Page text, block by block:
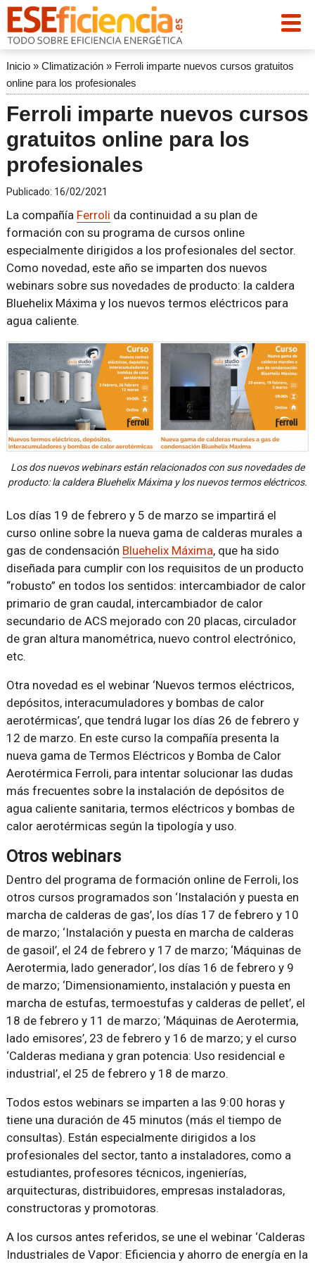
Inicio» Climatización» Ferroli imparte nuevos cursos gratuitos
online para los profesionales
Ferroli imparte nuevos cursos
gratuitos online para los
profesionales
Publicado: 16/02/2021
La compañía Ferroli da continuidad a su plan de
formación con su programa de cursos online
especialmente dirigidos a los profesionales del sector.
Como novedad, este año se imparten dos nuevos
webinars sobre sus novedades de producto: la caldera
Bluehelix Máxima y los nuevos termos eléctricos para
agua caliente.
Los dos nuevos webinars están relacionados con sus novedades de
producto: la caldera Bluehelix Máxima y los nuevos termos eléctricos.
Los días 19 de febrero y 5 de marzo se impartirá el
curso online sobre la nueva gama de calderas murales a
gas de condensación Bluehelix Máxima, que ha sido
diseñada para cumplir con los requisitos de un producto
“robusto” en todos los sentidos: intercambiador de calor
primario de gran caudal, intercambiador de calor
secundario de ACS mejorado con 20 placas, circulador
de gran altura manométrica, nuevo control electrónico,
etc.
Otra novedad es el webinar ‘Nuevos termos eléctricos,
depósitos, interacumuladores y bombas de calor
aerotérmicas’, que tendrá lugar los días 26 de febrero y
12 de marzo. En este curso la compañía presenta la
nueva gama de Termos Eléctricos y Bomba de Calor
Aerotérmica Ferroli, para intentar solucionar las dudas
más frecuentes sobre la instalación de depósitos de
agua caliente sanitaria, termos eléctricos y bombas de
calor aerotérmicas según la tipología y uso.
Otros webinars
Dentro del programa de formación online de Ferroli, los
otros cursos programados son ‘Instalación y puesta en
marcha de calderas de gas’, los días 17 de febrero y 10
de marzo; ‘Instalación y puesta en marcha de calderas
de gasoil’, el 24 de febrero y 17 de marzo; ‘Máquinas de
Aerotermia, lado generador’, los días 16 de febrero y 9
de marzo; ‘Dimensionamiento, instalación y puesta en
marcha de estufas, termoestufas y calderas de pellet’, el
18 de febrero y 11 de marzo; ‘Máquinas de Aerotermia,
lado emisores’, 23 de febrero y 16 de marzo; y el curso
‘Calderas mediana y gran potencia: Uso residencial e
industrial’, el 25 de febrero y 18 de marzo.
Todos estos webinars se imparten a las 9:00 horas y
tiene una duración de 45 minutos (más el tiempo de
consultas). Están especialmente dirigidos a los
profesionales del sector, tanto a instaladores, como a
estudiantes, profesores técnicos, ingenierías,
arquitecturas, distribuidores, empresas instaladoras,
constructoras y promotoras.
A los cursos antes referidos, se une el webinar ‘Calderas
Industriales de Vapor: Eficiencia y ahorro de energía en la